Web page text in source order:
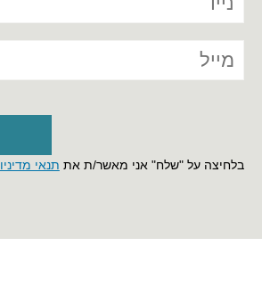
בלחיצה על "שלח" אני מאשר/ת את תנאי